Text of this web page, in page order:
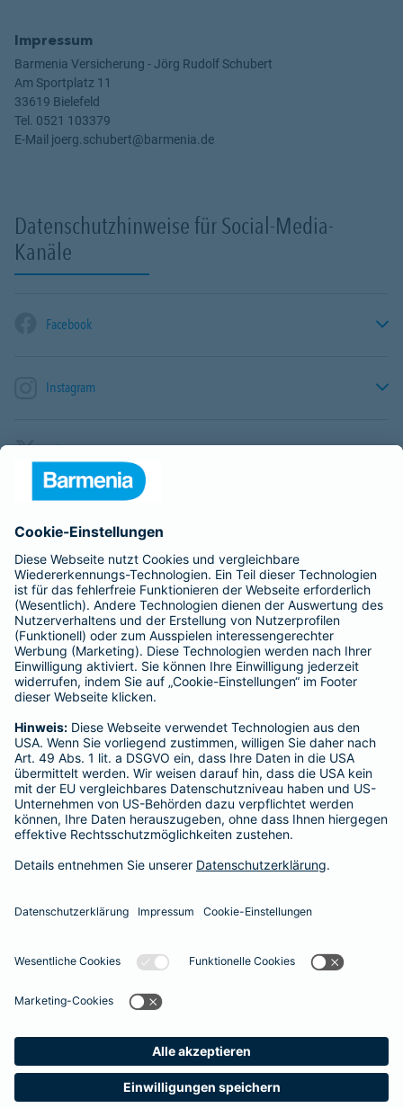
Impressum
Barmenia Versicherung - Jörg Rudolf Schubert
Am Sportplatz 11
33619 Bielefeld
Tel. 0521 103379
E-Mail joerg.schubert@barmenia.de
Datenschutzhinweise für Social-Media-
Kanäle
Facebook
Instagram
X / Twitter
LinkedIn
YouTube
Pinterest
XING
Tumblr
Datenschutz Impressum/Rechtshinweise
Barrierefreiheit
Datenschutz-Einstellungen
Einfach. Menschlich.